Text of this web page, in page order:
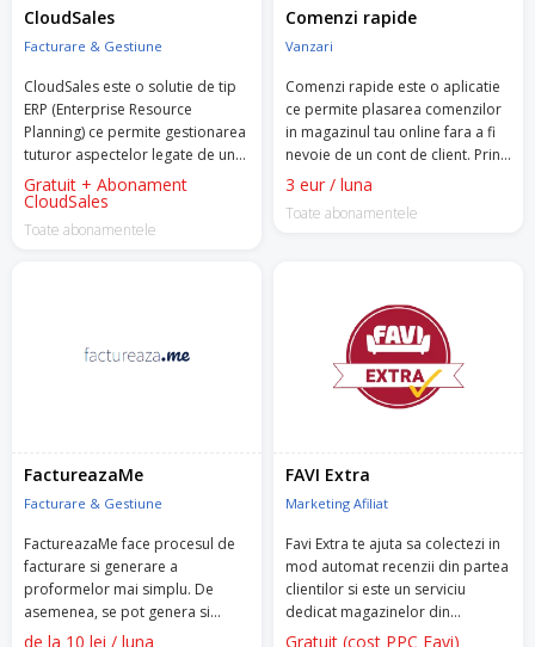
CloudSales
Facturare & Gestiune
CloudSales este o solutie de tip
ERP (Enterprise Resource
Planning) ce permite gestionarea
tuturor aspectelor legate de un
magazin online dintr-un singur
cont. Fie ca e vorba de stocuri,
preturi si comenzi, marketplace-
Gratuit + Abonament
CloudSales
Toate abonamentele
Comenzi rapide
Vanzari
Comenzi rapide este o aplicatie
ce permite plasarea comenzilor
in magazinul tau online fara a fi
nevoie de un cont de client. Prin
simpla apasare a unui buton,
dorite rapid si simplu.
3 eur / luna
Toate abonamentele
FactureazaMe
Facturare & Gestiune
FactureazaMe face procesul de
facturare si generare a
proformelor mai simplu. De
asemenea, se pot genera si
rapoarte, iar facturile generate
de la 10 lei / luna
FAVI Extra
Marketing Afiliat
Favi Extra te ajuta sa colectezi in
mod automat recenzii din partea
clientilor si este un serviciu
dedicat magazinelor din
domeniul Home & Deco, ce isi
Gratuit (cost PPC Favi)